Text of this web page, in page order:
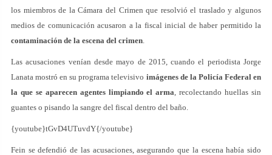
los miembros de la Cámara del Crimen que resolvió el traslado y algunos
medios de comunicación acusaron a la fiscal inicial de haber permitido la
contaminación de la escena del crimen.
Las acusaciones venían desde mayo de 2015, cuando el periodista Jorge
Lanata mostró en su programa televisivo imágenes de la Policía Federal en
la que se aparecen agentes limpiando el arma, recolectando huellas sin
guantes o pisando la sangre del fiscal dentro del baño.
{youtube}tGvD4UTuvdY{/youtube}
Fein se defendió de las acusaciones, asegurando que la escena había sido